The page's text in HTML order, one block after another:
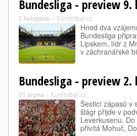
Bundesliga - preview
2.listopadu » Eurofotbal.cz
Hned dva
Bundesliga
Lipskem, lídr z
v záchranářské
Bundesliga - preview
31.srpna » Eurofotbal.cz
Šesticí zápasů v
šlágr přijde v
Leverkusenu.
přivítá Mohuč,